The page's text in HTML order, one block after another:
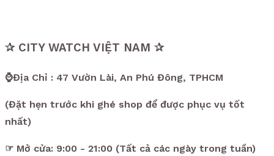
✰ CITY WATCH VIỆT NAM ✰
⌚Địa Chỉ : 47 Vườn Lài, An Phú Đông, TPHCM
(Đặt hẹn trước khi ghé shop để được phục vụ tốt
nhất)
☞ Mở cửa: 9:00 - 21:00 (Tất cả các ngày trong tuần)